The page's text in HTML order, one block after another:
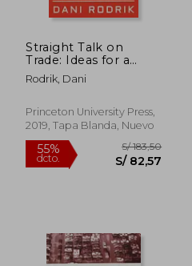
S/ 71,28
Straight Talk on
Trade: Ideas for a
Sane World Economy
(en Inglés)
Rodrik, Dani
Princeton University Press,
2019, Tapa Blanda, Nuevo